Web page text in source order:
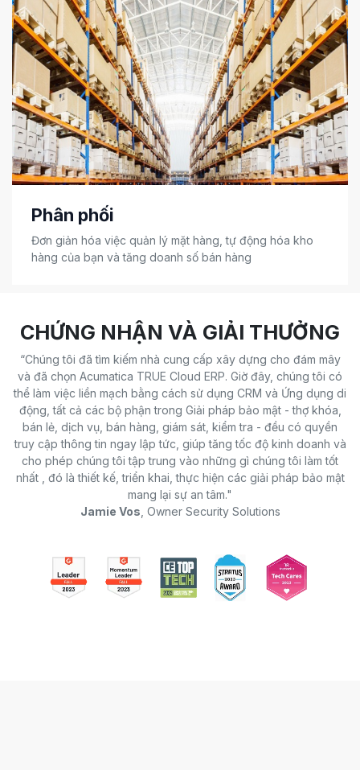
Phân phối
Đơn giản hóa việc quản lý mặt hàng, tự động hóa kho
hàng của bạn và tăng doanh số bán hàng
CHỨNG NHẬN VÀ GIẢI THƯỞNG​
“Chúng tôi đã tìm kiếm nhà cung cấp xây dựng cho đám mây
và đã chọn Acumatica TRUE Cloud ERP. Giờ đây, chúng tôi có
thể làm việc liền mạch bằng cách sử dụng CRM và Ứng dụng di
động, tất cả các bộ phận trong Giải pháp bảo mật - thợ khóa,
bán lẻ, dịch vụ, bán hàng, giám sát, kiểm tra - đều có quyền
truy cập thông tin ngay lập tức, giúp tăng tốc độ kinh doanh và
cho phép chúng tôi tập trung vào những gì chúng tôi làm tốt
nhất , đó là thiết kế, triển khai, thực hiện các giải pháp bảo mật
mang lại sự an tâm."
Jamie Vos , Owner Security Solutions